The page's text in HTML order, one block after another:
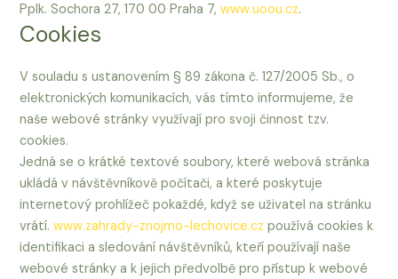
Pplk. Sochora 27, 170 00 Praha 7,www.uoou.cz.
Cookies
V souladu s ustanovením § 89 zákona č. 127/2005 Sb., o
elektronických komunikacích, vás tímto informujeme, že
naše webové stránky využívají pro svoji činnost tzv.
cookies.
Jedná se o krátké textové soubory, které webová stránka
ukládá v návštěvníkově počítači, a které poskytuje
internetový prohlížeč pokaždé, když se uživatel na stránku
vrátí.www.zahrady-znojmo-lechovice.cz používá cookies k
identifikaci a sledování návštěvníků, kteří používají naše
webové stránky a k jejich předvolbě pro přístup k webové